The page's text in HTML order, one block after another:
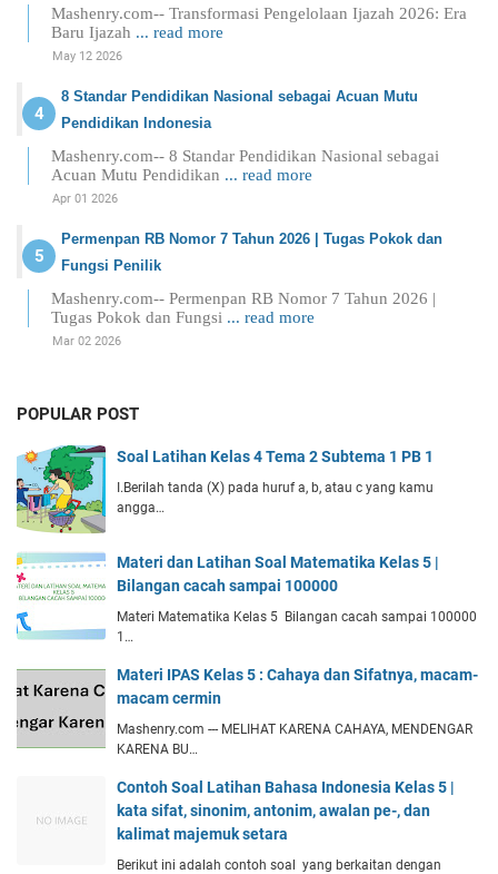
Mashenry.com-- Transformasi Pengelolaan Ijazah 2026: Era
Baru Ijazah ... read more
May 12 2026
8 Standar Pendidikan Nasional sebagai Acuan Mutu
Pendidikan Indonesia
Mashenry.com-- 8 Standar Pendidikan Nasional sebagai
Acuan Mutu Pendidikan ... read more
Apr 01 2026
Permenpan RB Nomor 7 Tahun 2026 | Tugas Pokok dan
Fungsi Penilik
Mashenry.com-- Permenpan RB Nomor 7 Tahun 2026 |
Tugas Pokok dan Fungsi ... read more
Mar 02 2026
POPULAR POST
Soal Latihan Kelas 4 Tema 2 Subtema 1 PB 1
I.Berilah tanda (X) pada huruf a, b, atau c yang kamu
angga…
Materi dan Latihan Soal Matematika Kelas 5 |
Bilangan cacah sampai 100000
Materi Matematika Kelas 5 Bilangan cacah sampai 100000
1…
Materi IPAS Kelas 5 : Cahaya dan Sifatnya, macam-
macam cermin
Mashenry.com --- MELIHAT KARENA CAHAYA, MENDENGAR
KARENA BU…
Contoh Soal Latihan Bahasa Indonesia Kelas 5 |
kata sifat, sinonim, antonim, awalan pe-, dan
kalimat majemuk setara
Berikut ini adalah contoh soal yang berkaitan dengan